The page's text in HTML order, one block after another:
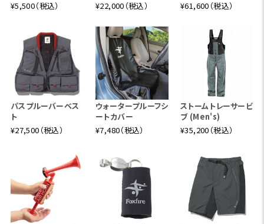
¥5,500（税込）
¥22,000（税込）
¥61,600（税込）
パスプルーバーベス
ト
¥27,500（税込）
ウォータープルーフシ
ートカバー
¥7,480（税込）
ストームトレーサービ
ブ (Men's)
¥35,200（税込）